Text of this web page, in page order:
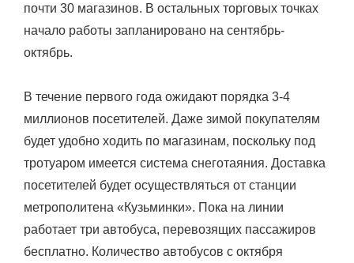
почти 30 магазинов. В остальных торговых точках
начало работы запланировано на сентябрь-
октябрь.
В течение первого года ожидают порядка 3-4
миллионов посетителей. Даже зимой покупателям
будет удобно ходить по магазинам, поскольку под
тротуаром имеется система снеготаяния. Доставка
посетителей будет осуществляться от станции
метрополитена «Кузьминки». Пока на линии
работает три автобуса, перевозящих пассажиров
бесплатно. Количество автобусов с октября